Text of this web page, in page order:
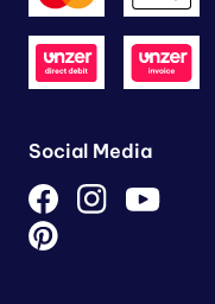
Social Media